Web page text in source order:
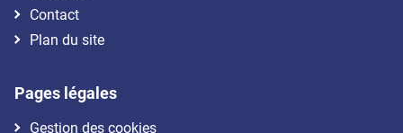
Contact
Plan du site
Pages légales
Gestion des cookies